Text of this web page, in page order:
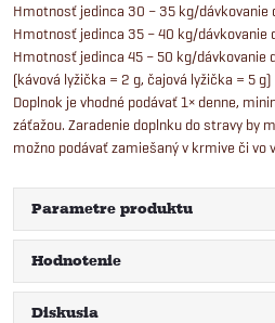
Hmotnosť jedinca 30 – 35 kg/dávkovanie
Hmotnosť jedinca 35 – 40 kg/dávkovanie
Hmotnosť jedinca 45 – 50 kg/dávkovanie
(kávová lyžička = 2 g, čajová lyžička = 5 g)
Doplnok je vhodné podávať 1× denne,
záťažou. Zaradenie doplnku do stravy by
možno podávať zamiešaný v krmive či vo
Parametre produktu
Hodnotenie
Diskusia